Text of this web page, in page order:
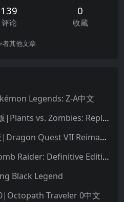
139
评论
0
收藏
者其他文章
Legends: Z-A中文
植物大战僵尸：重植版|Plants vs. Zombies: Replanted中文
勇者斗恶龙7：重制版|Dragon Quest VII Reimagined中文
古墓丽影：决定版|Tomb Raider: Definitive Edition中文
Black Legend
Traveler 0中文